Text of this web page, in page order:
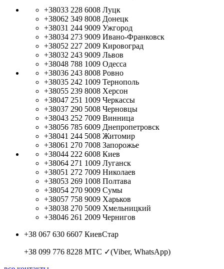
+38033 228 6008 Луцк
+38062 349 8008 Донецк
+38031 244 9009 Ужгород
+38034 273 9009 Ивано-Франковск
+38052 227 2009 Кировоград
+38032 243 9009 Львов
+38048 788 1009 Одесса
+38036 243 8008 Ровно
+38035 242 1009 Тернополь
+38055 239 8008 Херсон
+38047 251 1009 Черкассы
+38037 290 5008 Черновцы
+38043 252 7009 Винница
+38056 785 6009 Днепропетровск
+38041 244 5008 Житомир
+38061 270 7008 Запорожье
+38044 222 6008 Киев
+38064 271 1009 Луганск
+38051 272 7009 Николаев
+38053 269 1008 Полтава
+38054 270 9009 Сумы
+38057 758 9009 Харьков
+38038 270 5009 Хмельницкий
+38046 261 2009 Чернигов
+38 067 630 6607 КиевСтар
+38 099 776 8228 МТС ✓(Viber, WhatsApp)